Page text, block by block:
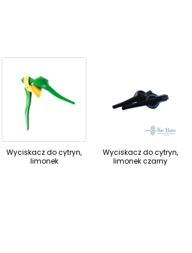
Wyciskacz do cytryn,
limonek
Wyciskacz do cytryn,
limonek czarny